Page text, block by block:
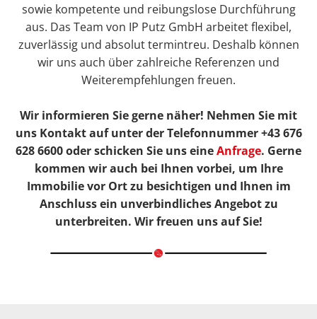
sowie kompetente und reibungslose Durchführung
aus. Das Team von IP Putz GmbH arbeitet flexibel,
zuverlässig und absolut termintreu. Deshalb können
wir uns auch über zahlreiche Referenzen und
Weiterempfehlungen freuen.
Wir informieren Sie gerne näher! Nehmen Sie mit
uns Kontakt auf unter der Telefonnummer +43 676
628 6600 oder schicken Sie uns eineAnfrage. Gerne
kommen wir auch bei Ihnen vorbei, um Ihre
Immobilie vor Ort zu besichtigen und Ihnen im
Anschluss ein unverbindliches Angebot zu
unterbreiten. Wir freuen uns auf Sie!